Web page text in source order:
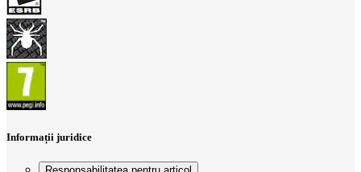
Informații juridice